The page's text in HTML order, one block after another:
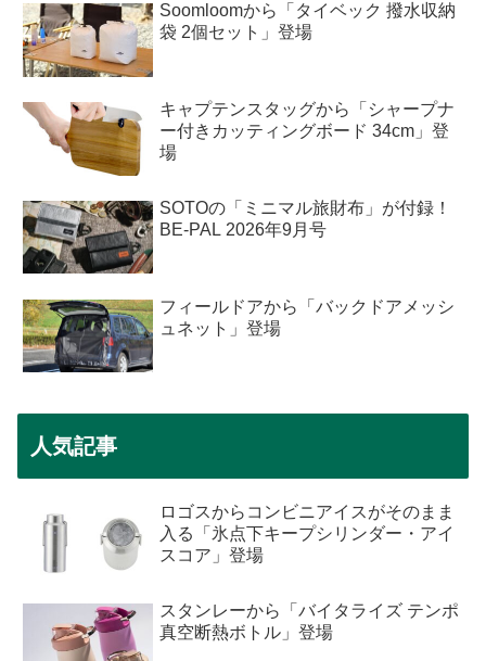
Soomloomから「タイベック 撥水収納
袋 2個セット」登場
キャプテンスタッグから「シャープナ
ー付きカッティングボード 34cm」登
場
SOTOの「ミニマル旅財布」が付録！
BE-PAL 2026年9月号
フィールドアから「バックドアメッシ
ュネット」登場
人気記事
ロゴスからコンビニアイスがそのまま
入る「氷点下キープシリンダー・アイ
スコア」登場
スタンレーから「バイタライズ テンポ
真空断熱ボトル」登場